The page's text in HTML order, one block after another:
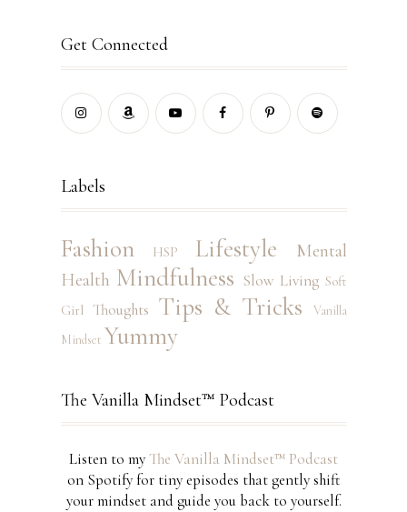
Get Connected
Labels
Fashion HSP Lifestyle
Mental
Health Mindfulness Slow Living Soft
Girl
Thoughts Tips & Tricks
Vanilla
Mindset Yummy
The Vanilla Mindset™ Podcast
Listen to myThe Vanilla Mindset™ Podcast
on Spotify for tiny episodes that gently shift
your mindset and guide you back to yourself.